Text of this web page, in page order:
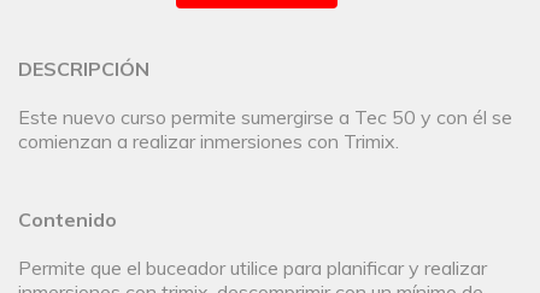
DESCRIPCIÓN
Este nuevo curso permite sumergirse a Tec 50 y con él se
comienzan a realizar inmersiones con Trimix.
Contenido
Permite que el buceador utilice para planificar y realizar